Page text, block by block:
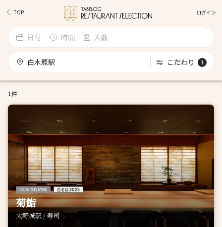
TOP ログイン
日付 時間 人数
白木原駅 こだわり 1
1件
菊鮨
大野城駅 / 寿司